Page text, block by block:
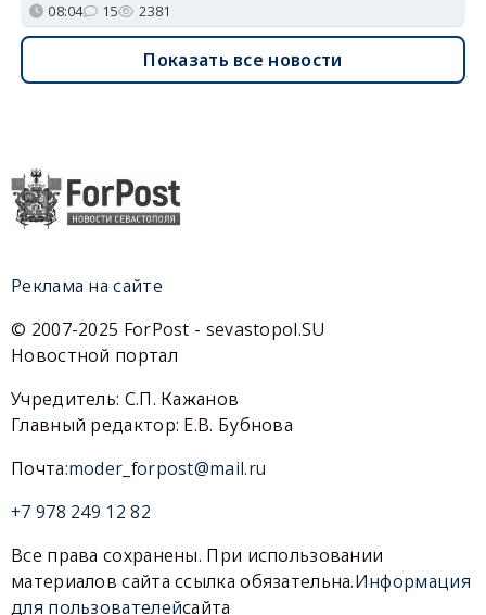
08:04 15 2381
Показать все новости
Реклама на сайте
© 2007-2025 ForPost - sevastopol.SU
Новостной портал
Учредитель: С.П. Кажанов
Главный редактор: Е.В. Бубнова
Почта:moder_forpost@mail.ru
+7 978 249 12 82
Все права сохранены. При использовании
материалов сайта ссылка обязательна.Информация
для пользователейсайта